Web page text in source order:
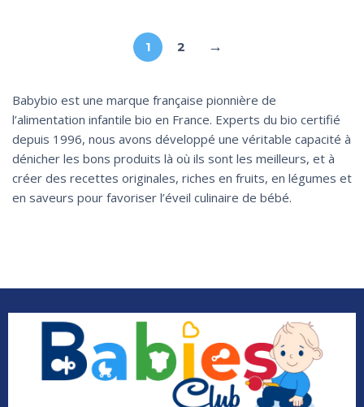
1 2 →
Babybio est une marque française pionnière de
l’alimentation infantile bio en France. Experts du bio certifié
depuis 1996, nous avons développé une véritable capacité à
dénicher les bons produits là où ils sont les meilleurs, et à
créer des recettes originales, riches en fruits, en légumes et
en saveurs pour favoriser l’éveil culinaire de bébé.